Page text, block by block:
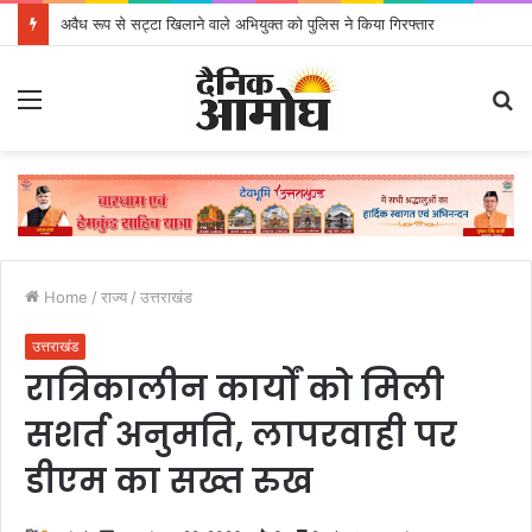
अवैध रूप से सट्टा खिलाने वाले अभियुक्त को पुलिस ने किया गिरफ्तार
Home / राज्य / उत्तराखंड
उत्तराखंड
रात्रिकालीन कार्यों को मिली
सशर्त अनुमति, लापरवाही पर
डीएम का सख्त रुख